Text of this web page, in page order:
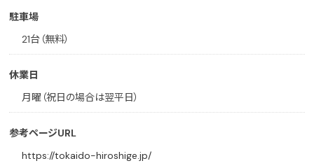
駐車場
21台（無料）
休業日
月曜（祝日の場合は翌平日）
参考ページURL
https://tokaido-hiroshige.jp/